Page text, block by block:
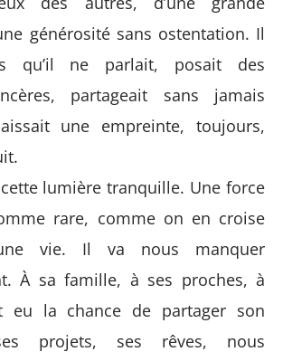
générosité sans ostentation. Il
qu’il ne parlait, posait des
partageait sans jamais
une empreinte, toujours,
cette lumière tranquille. Une force
rare, comme on en croise
vie. Il va nous manquer
À sa famille, à ses proches, à
eu la chance de partager son
projets, ses rêves, nous